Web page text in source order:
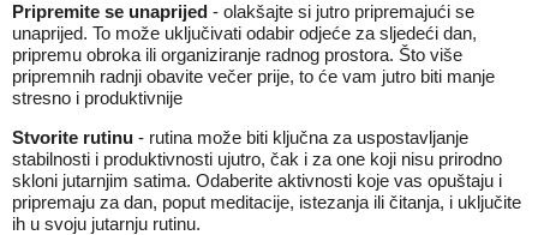
Pripremite se unaprijed - olakšajte si jutro pripremajući se
unaprijed. To može uključivati ​​odabir odjeće za sljedeći dan,
pripremu obroka ili organiziranje radnog prostora. Što više
pripremnih radnji obavite večer prije, to će vam jutro biti manje
stresno i produktivnije
Stvorite rutinu - rutina može biti ključna za uspostavljanje
stabilnosti i produktivnosti ujutro, čak i za one koji nisu prirodno
skloni jutarnjim satima. Odaberite aktivnosti koje vas opuštaju i
pripremaju za dan, poput meditacije, istezanja ili čitanja, i uključite
ih u svoju jutarnju rutinu.